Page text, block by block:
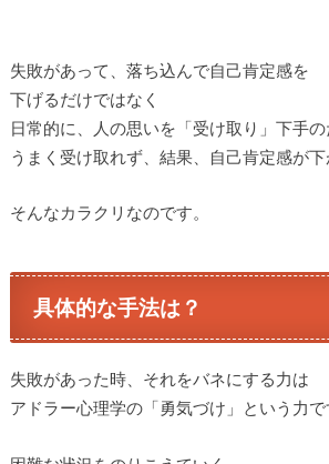
失敗があって、落ち込んで自己肯定感を
下げるだけではなく
日常的に、人の思いを「受け取り」下手の
うまく受け取れず、結果、自己肯定感が下
そんなカラクリなのです。
具体的な手法は？
失敗があった時、それをバネにする力は
アドラー心理学の「勇気づけ」という力で